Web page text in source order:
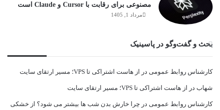
مصنوعی برای رقابت با Cursor و Claude است
مرداد 1, 1405
بحث و گفت‌وگو در پاسینیک
کارشناس روابط عمومی در از هاست اشتراکی تا VPS؛ مسیر ارتقای سایت
شهاب در از هاست اشتراکی تا VPS؛ مسیر ارتقای سایت
کارشناس روابط عمومی در چرا خارش بدن شب ها بیشتر می شود؟ از خشکی